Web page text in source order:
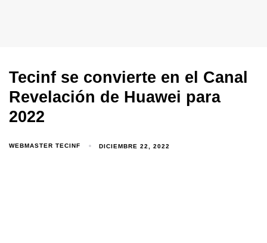
Tecinf se convierte en el Canal
Revelación de Huawei para
2022
WEBMASTER TECINF DICIEMBRE 22, 2022